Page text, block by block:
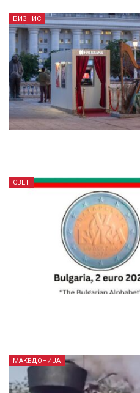
БИЗНИС
СВЕТ
МАКЕДОНИЈА